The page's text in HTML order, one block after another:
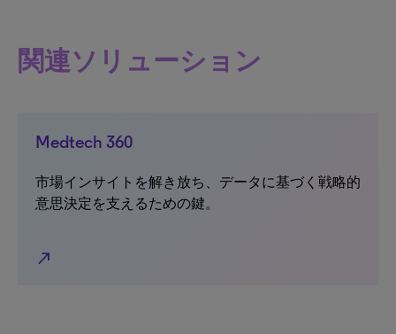
関連ソリューション
Medtech 360
市場インサイトを解き放ち、データに基づく戦略的
意思決定を支えるための鍵。
north_east